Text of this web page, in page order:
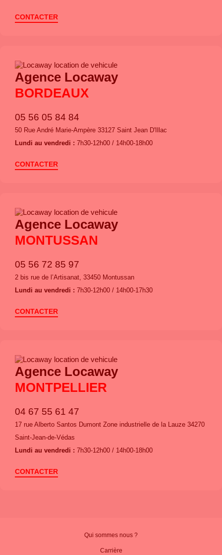
CONTACTER
Agence Locaway
BORDEAUX
05 56 05 84 84
50 Rue André Marie-Ampère 33127 Saint Jean D'Illac
Lundi au vendredi : 7h30-12h00 / 14h00-18h00
CONTACTER
Agence Locaway
MONTUSSAN
05 56 72 85 97
2 bis rue de l’Artisanat, 33450 Montussan
Lundi au vendredi : 7h30-12h00 / 14h00-17h30
CONTACTER
Agence Locaway
MONTPELLIER
04 67 55 61 47
17 rue Alberto Santos Dumont Zone industrielle de la Lauze 34270
Saint-Jean-de-Védas
Lundi au vendredi : 7h30-12h00 / 14h00-18h00
CONTACTER
Qui sommes nous ?
Carrière